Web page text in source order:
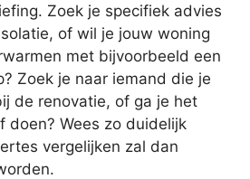
Zoek je specifiek advies
of wil je jouw woning
met bijvoorbeeld een
Zoek je naar iemand die je
de renovatie, of ga je het
doen? Wees zo duidelijk
vergelijken zal dan